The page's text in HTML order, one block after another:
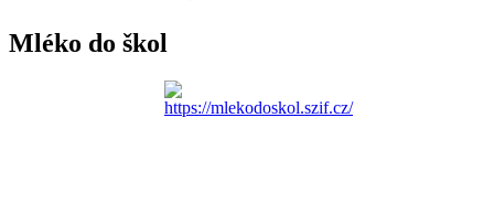
Mléko do škol